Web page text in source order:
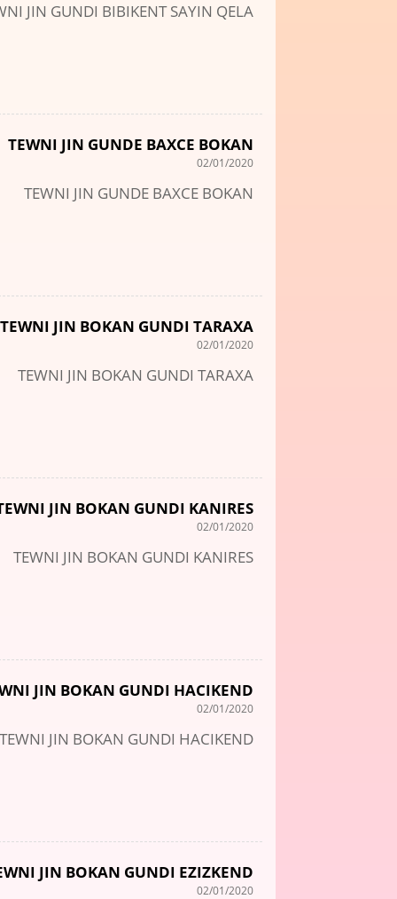
JIN GUNDI BIBIKENT SAYIN QELA
TEWNI JIN GUNDE BAXCE BOKAN
02/01/2020
TEWNI JIN GUNDE BAXCE BOKAN
TEWNI JIN BOKAN GUNDI TARAXA
02/01/2020
TEWNI JIN BOKAN GUNDI TARAXA
JIN BOKAN GUNDI KANIRES
02/01/2020
TEWNI JIN BOKAN GUNDI KANIRES
JIN BOKAN GUNDI HACIKEND
02/01/2020
TEWNI JIN BOKAN GUNDI HACIKEND
JIN BOKAN GUNDI EZIZKEND
02/01/2020